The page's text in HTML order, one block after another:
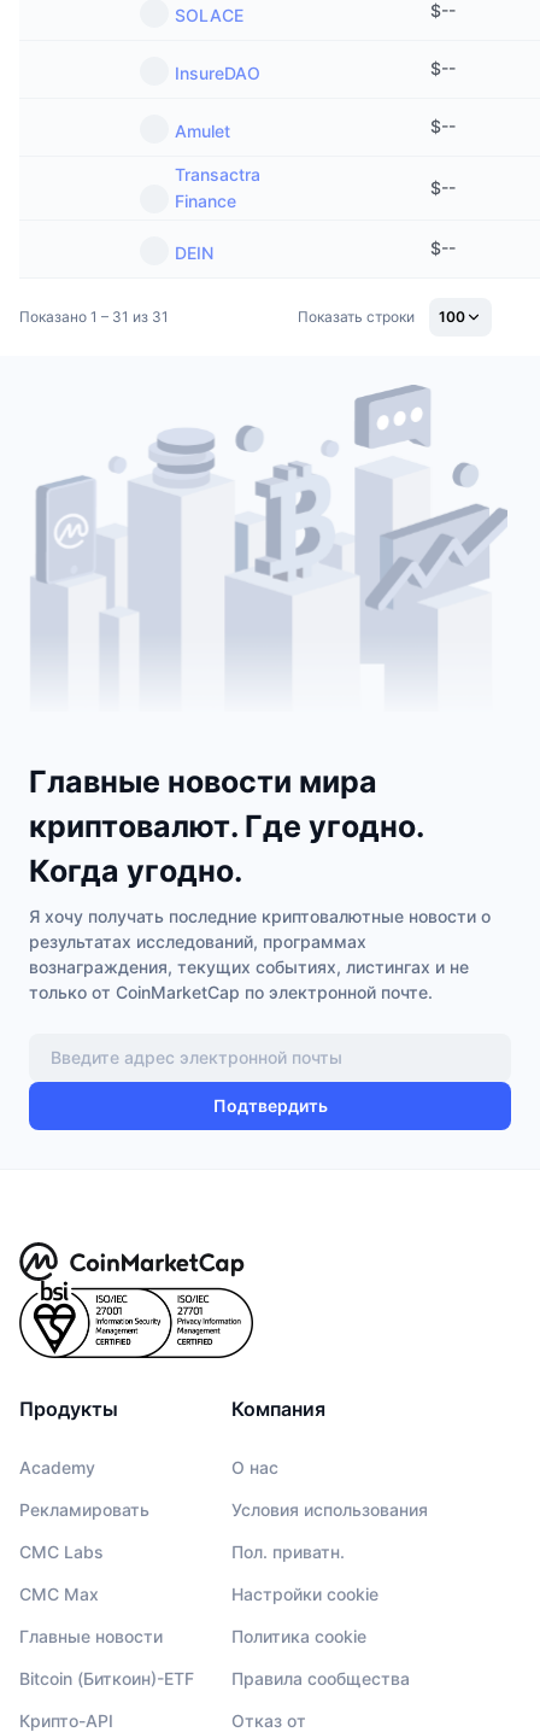
SOLACE $--
InsureDAO $--
Amulet $--
Transactra
Finance
$--
DEIN $--
Показано 1 – 31 из 31 Показать строки 100
Главные новости мира
криптовалют. Где угодно.
Когда угодно.
Я хочу получать последние криптовалютные новости о
результатах исследований, программах
вознаграждения, текущих событиях, листингах и не
только от CoinMarketCap по электронной почте.
Подтвердить
Продукты
Academy
Рекламировать
CMC Labs
CMC Max
Главные новости
Bitcoin (Биткоин)-ETF
Крипто-API
Компания
О нас
Условия использования
Пол. приватн.
Настройки cookie
Политика cookie
Правила сообщества
Отказ от